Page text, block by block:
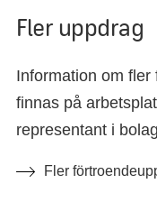
Fler uppdrag
Information om fler
finnas på
representant i
Fler